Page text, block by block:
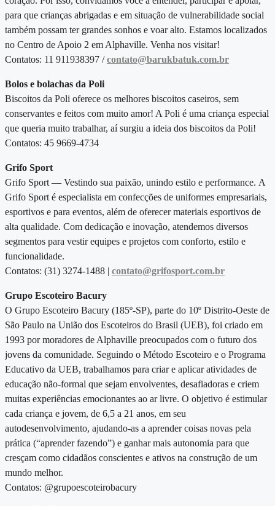
para que crianças abrigadas e em situação de vulnerabilidade social
também possam ter grandes sonhos e voar alto. Estamos localizados
no Centro de Apoio 2 em Alphaville. Venha nos visitar!
Contatos: 11 911938397 /contato@barukbatuk.com.br
Bolos e bolachas da Poli
Biscoitos da Poli oferece os melhores biscoitos caseiros, sem
conservantes e feitos com muito amor! A Poli é uma criança especial
que queria muito trabalhar, aí surgiu a ideia dos biscoitos da Poli!
Contatos: 45 9669-4734
Grifo Sport
Grifo Sport — Vestindo sua paixão, unindo estilo e performance. A
Grifo Sport é especialista em confecções de uniformes empresariais,
esportivos e para eventos, além de oferecer materiais esportivos de
alta qualidade. Com dedicação e inovação, atendemos diversos
segmentos para vestir equipes e projetos com conforto, estilo e
funcionalidade.
Contatos: (31) 3274-1488 | contato@grifosport.com.br
Grupo Escoteiro Bacury
O Grupo Escoteiro Bacury (185º-SP), parte do 10º Distrito-Oeste de
São Paulo na União dos Escoteiros do Brasil (UEB), foi criado em
1993 por moradores de Alphaville preocupados com o futuro dos
jovens da comunidade. Seguindo o Método Escoteiro e o Programa
Educativo da UEB, trabalhamos para criar e aplicar atividades de
educação não-formal que sejam envolventes, desafiadoras e criem
muitas experiências emocionantes ao ar livre. O objetivo é estimular
cada criança e jovem, de 6,5 a 21 anos, em seu
autodesenvolvimento, ajudando-as a aprender coisas novas pela
prática (“aprender fazendo”) e ganhar mais autonomia para que
cresçam como cidadãos conscientes e ativos na construção de um
mundo melhor.
Contatos: @grupoescoteirobacury